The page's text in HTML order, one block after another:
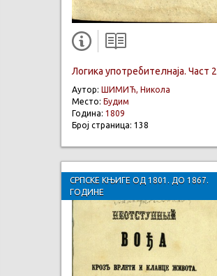
Логика употребителнаја. Част 2
Аутор: ШИМИЋ, Никола
Место: Будим
Година: 1809
Број страница: 138
СРПСКЕ КЊИГЕ ОД 1801. ДО 1867.
ГОДИНЕ